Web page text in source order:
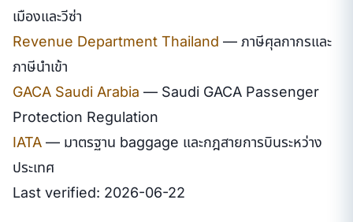
เมืองและวีซ่า
Revenue Department Thailand — ภาษีศุลกากรและ
ภาษีนำเข้า
GACA Saudi Arabia — Saudi GACA Passenger
Protection Regulation
IATA — มาตรฐาน baggage และกฎสายการบินระหว่าง
ประเทศ
Last verified: 2026-06-22